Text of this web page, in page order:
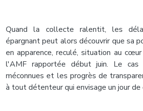
Quand la collecte ralentit, les
épargnant peut alors découvrir que sa
en apparence, reculé, situation au
l'AMF rapportée début juin. Le cas
méconnues et les progrès de
à tout détenteur qui envisage un jour de